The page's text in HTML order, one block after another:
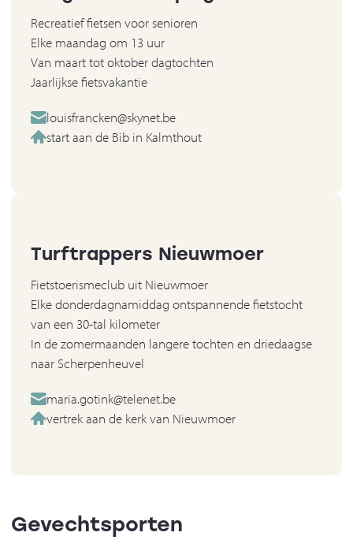
Recreatief fietsen voor senioren
Elke maandag om 13 uur
Van maart tot oktober dagtochten
Jaarlijkse fietsvakantie
louisfrancken@skynet.be
start aan de Bib in Kalmthout
Turftrappers Nieuwmoer
Fietstoerismeclub uit Nieuwmoer
Elke donderdagnamiddag ontspannende fietstocht
van een 30-tal kilometer
In de zomermaanden langere tochten en driedaagse
naar Scherpenheuvel
maria.gotink@telenet.be
vertrek aan de kerk van Nieuwmoer
Gevechtsporten